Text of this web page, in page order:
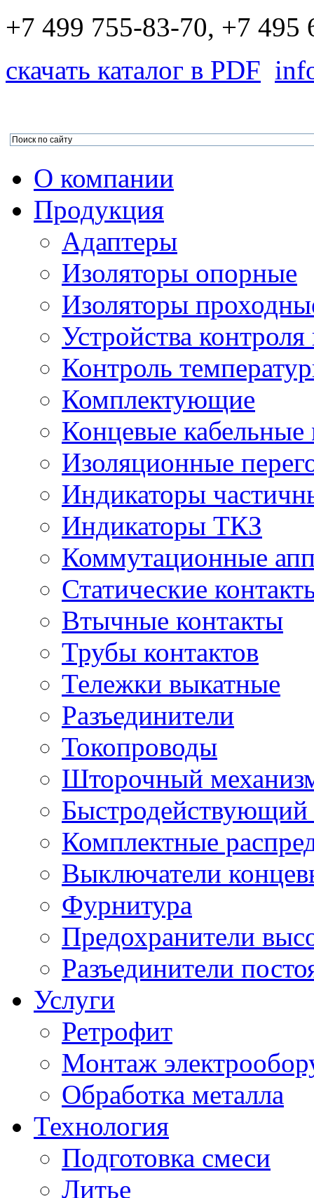
+7 499 755-83-70, +7 495
скачать каталог в PDF
О компании
Продукция
Адаптеры
Изоляторы опорные
Изоляторы
Устройства
Контроль
Комплектующие
Концевые
Изоляционные
Индикаторы
Индикаторы ТКЗ
Коммутационные
Статические
Втычные контакты
Трубы контактов
Тележки выкатные
Разъединители
Токопроводы
Шторочный
Быстродействующий
Комплектные
Выключатели
Фурнитура
Предохранители
Разъединители
Услуги
Ретрофит
Монтаж
Обработка металла
Технология
Подготовка смеси
Литье